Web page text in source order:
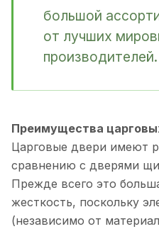
большой
от лучших
производителей.
Преимущества
Царговые двери имеют
сравнению с дверями
Прежде всего это
жесткость, поскольку
(независимо от